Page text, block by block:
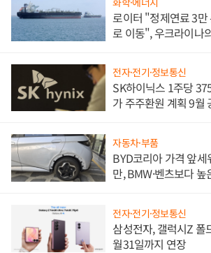
로이터 "정제연료 3
로 이동", 우크라이나
전자·전기·정보통신
SK하이닉스 1주당
가 주주환원 계획 9월
자동차·부품
BYD코리아 가격 앞
만, BMW·벤츠보다
전자·전기·정보통신
삼성전자, 갤럭시Z 폴
월31일까지 연장